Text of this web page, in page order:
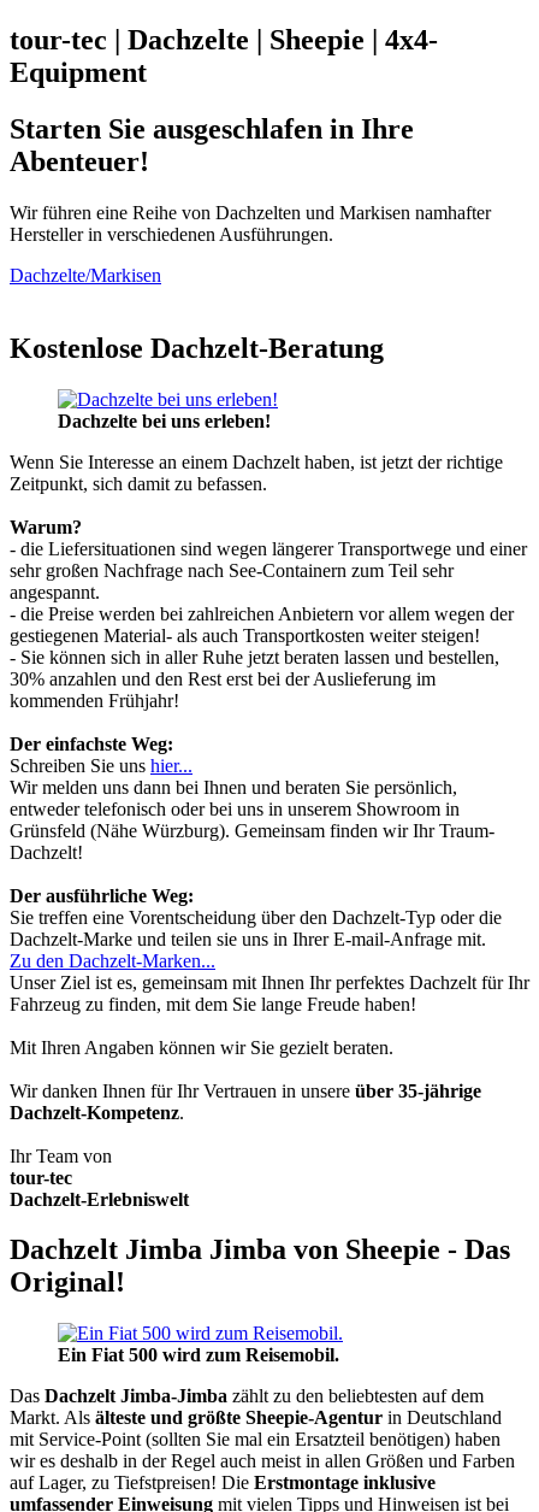
tour-tec | Dachzelte | Sheepie | 4x4-
Equipment
Starten Sie ausgeschlafen in Ihre
Abenteuer!
Wir führen eine Reihe von Dachzelten und Markisen namhafter
Hersteller in verschiedenen Ausführungen.
Dachzelte/Markisen
Kostenlose Dachzelt-Beratung
Dachzelte bei uns erleben!
Wenn Sie Interesse an einem Dachzelt haben, ist jetzt der richtige
Zeitpunkt, sich damit zu befassen.
Warum?
- die Liefersituationen sind wegen längerer Transportwege und einer
sehr großen Nachfrage nach See-Containern zum Teil sehr
angespannt.
- die Preise werden bei zahlreichen Anbietern vor allem wegen der
gestiegenen Material- als auch Transportkosten weiter steigen!
- Sie können sich in aller Ruhe jetzt beraten lassen und bestellen,
30% anzahlen und den Rest erst bei der Auslieferung im
kommenden Frühjahr!
Der einfachste Weg:
Schreiben Sie uns hier...
Wir melden uns dann bei Ihnen und beraten Sie persönlich,
entweder telefonisch oder bei uns in unserem Showroom in
Grünsfeld (Nähe Würzburg). Gemeinsam finden wir Ihr Traum-
Dachzelt!
Der ausführliche Weg:
Sie treffen eine Vorentscheidung über den Dachzelt-Typ oder die
Dachzelt-Marke und teilen sie uns in Ihrer E-mail-Anfrage mit.
Zu den Dachzelt-Marken...
Unser Ziel ist es, gemeinsam mit Ihnen Ihr perfektes Dachzelt für Ihr
Fahrzeug zu finden, mit dem Sie lange Freude haben!
Mit Ihren Angaben können wir Sie gezielt beraten.
Wir danken Ihnen für Ihr Vertrauen in unsere über 35-jährige
Dachzelt-Kompetenz.
Ihr Team von
tour-tec
Dachzelt-Erlebniswelt
Dachzelt Jimba Jimba von Sheepie - Das
Original!
Ein Fiat 500 wird zum Reisemobil.
Das Dachzelt Jimba-Jimba zählt zu den beliebtesten auf dem
Markt. Als älteste und größte Sheepie-Agentur in Deutschland
mit Service-Point (sollten Sie mal ein Ersatzteil benötigen) haben
wir es deshalb in der Regel auch meist in allen Größen und Farben
auf Lager, zu Tiefstpreisen! Die Erstmontage inklusive
umfassender Einweisung mit vielen Tipps und Hinweisen ist bei